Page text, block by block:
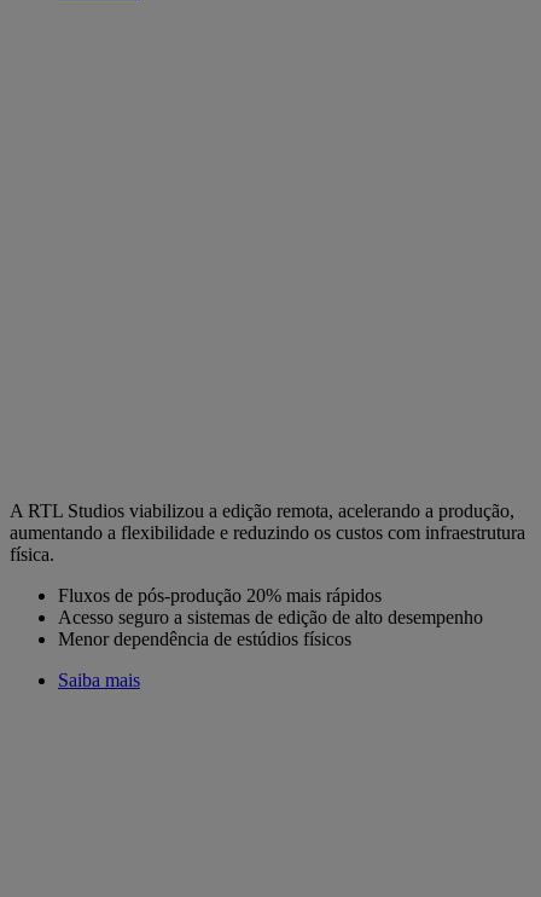
A RTL Studios viabilizou a edição remota, acelerando a produção,
aumentando a flexibilidade e reduzindo os custos com infraestrutura
física.
Fluxos de pós-produção 20% mais rápidos
Acesso seguro a sistemas de edição de alto desempenho
Menor dependência de estúdios físicos
Saiba mais